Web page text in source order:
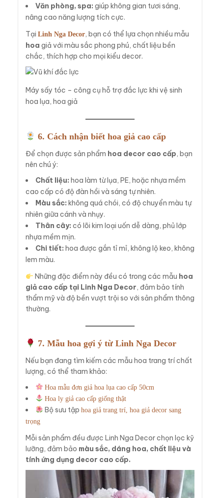
Văn phòng, spa: giúp không gian tươi sáng,
nâng cao năng lượng tích cực.
Tại Linh Nga Decor, bạn có thể lựa chọn nhiều mẫu
hoa giả với màu sắc phong phú, chất liệu bền
chắc, thích hợp cho mọi kiểu decor.
Máy sấy tóc – công cụ hỗ trợ đắc lực khi vệ sinh
hoa lụa, hoa giả
6. Cách nhận biết hoa giả cao cấp
Để chọn được sản phẩm hoa decor cao cấp, bạn
nên chú ý:
Chất liệu: hoa làm từ lụa, PE, hoặc nhựa mềm
cao cấp có độ đàn hồi và sáng tự nhiên.
Màu sắc: không quá chói, có độ chuyển màu tự
nhiên giữa cánh và nhụy.
Thân cây: có lõi kim loại uốn dễ dàng, phủ lớp
nhựa mềm mịn.
Chi tiết: hoa được gắn tỉ mỉ, không lộ keo, không
lem màu.
Những đặc điểm này đều có trong các mẫu hoa
giả cao cấp tại Linh Nga Decor, đảm bảo tính
thẩm mỹ và độ bền vượt trội so với sản phẩm thông
thường.
7. Mẫu hoa gợi ý từ Linh Nga Decor
Nếu bạn đang tìm kiếm các mẫu hoa trang trí chất
lượng, có thể tham khảo:
Hoa mẫu đơn giả hoa lụa cao cấp 50cm
Hoa ly giả cao cấp giống thật
Bộ sưu tập hoa giả trang trí, hoa giả decor sang
trọng
Mỗi sản phẩm đều được Linh Nga Decor chọn lọc kỹ
lưỡng, đảm bảo màu sắc, dáng hoa, chất liệu và
tính ứng dụng decor cao cấp.